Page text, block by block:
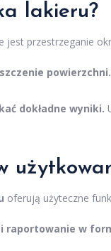
lakieru?
jest przestrzeganie
powierzchni.
dokładne wyniki.
oferują użyteczne
raportowanie w